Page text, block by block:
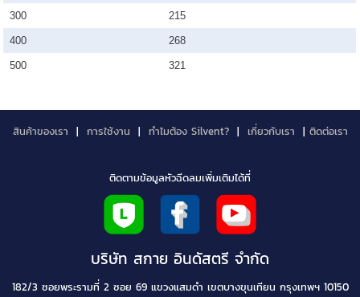
300 215
400 268
500 321
สินค้าของเรา | การใช้งาน | ทำไมต้อง Silvent?| เกี่ยวกับเรา | ติดต่อเรา
ติดตามข้อมูลหัวฉีดลมเพิ่มเติมได้ที่
บริษัท สกาย อินดัสตรี จำกัด
182/3 ซอยพระรามที่ 2 ซอย 69 แขวงแสมดำ เขตบางขุนเทียน กรุงเทพฯ 10150